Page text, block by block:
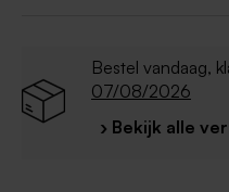
Bestel vandaag,
07/08/2026
› Bekijk alle